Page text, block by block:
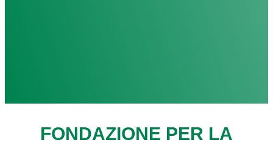
FONDAZIONE PER LA